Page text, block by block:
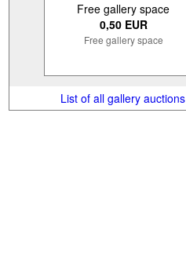
Free gallery space
0,50 EUR
Free gallery space
List of all gallery auctions